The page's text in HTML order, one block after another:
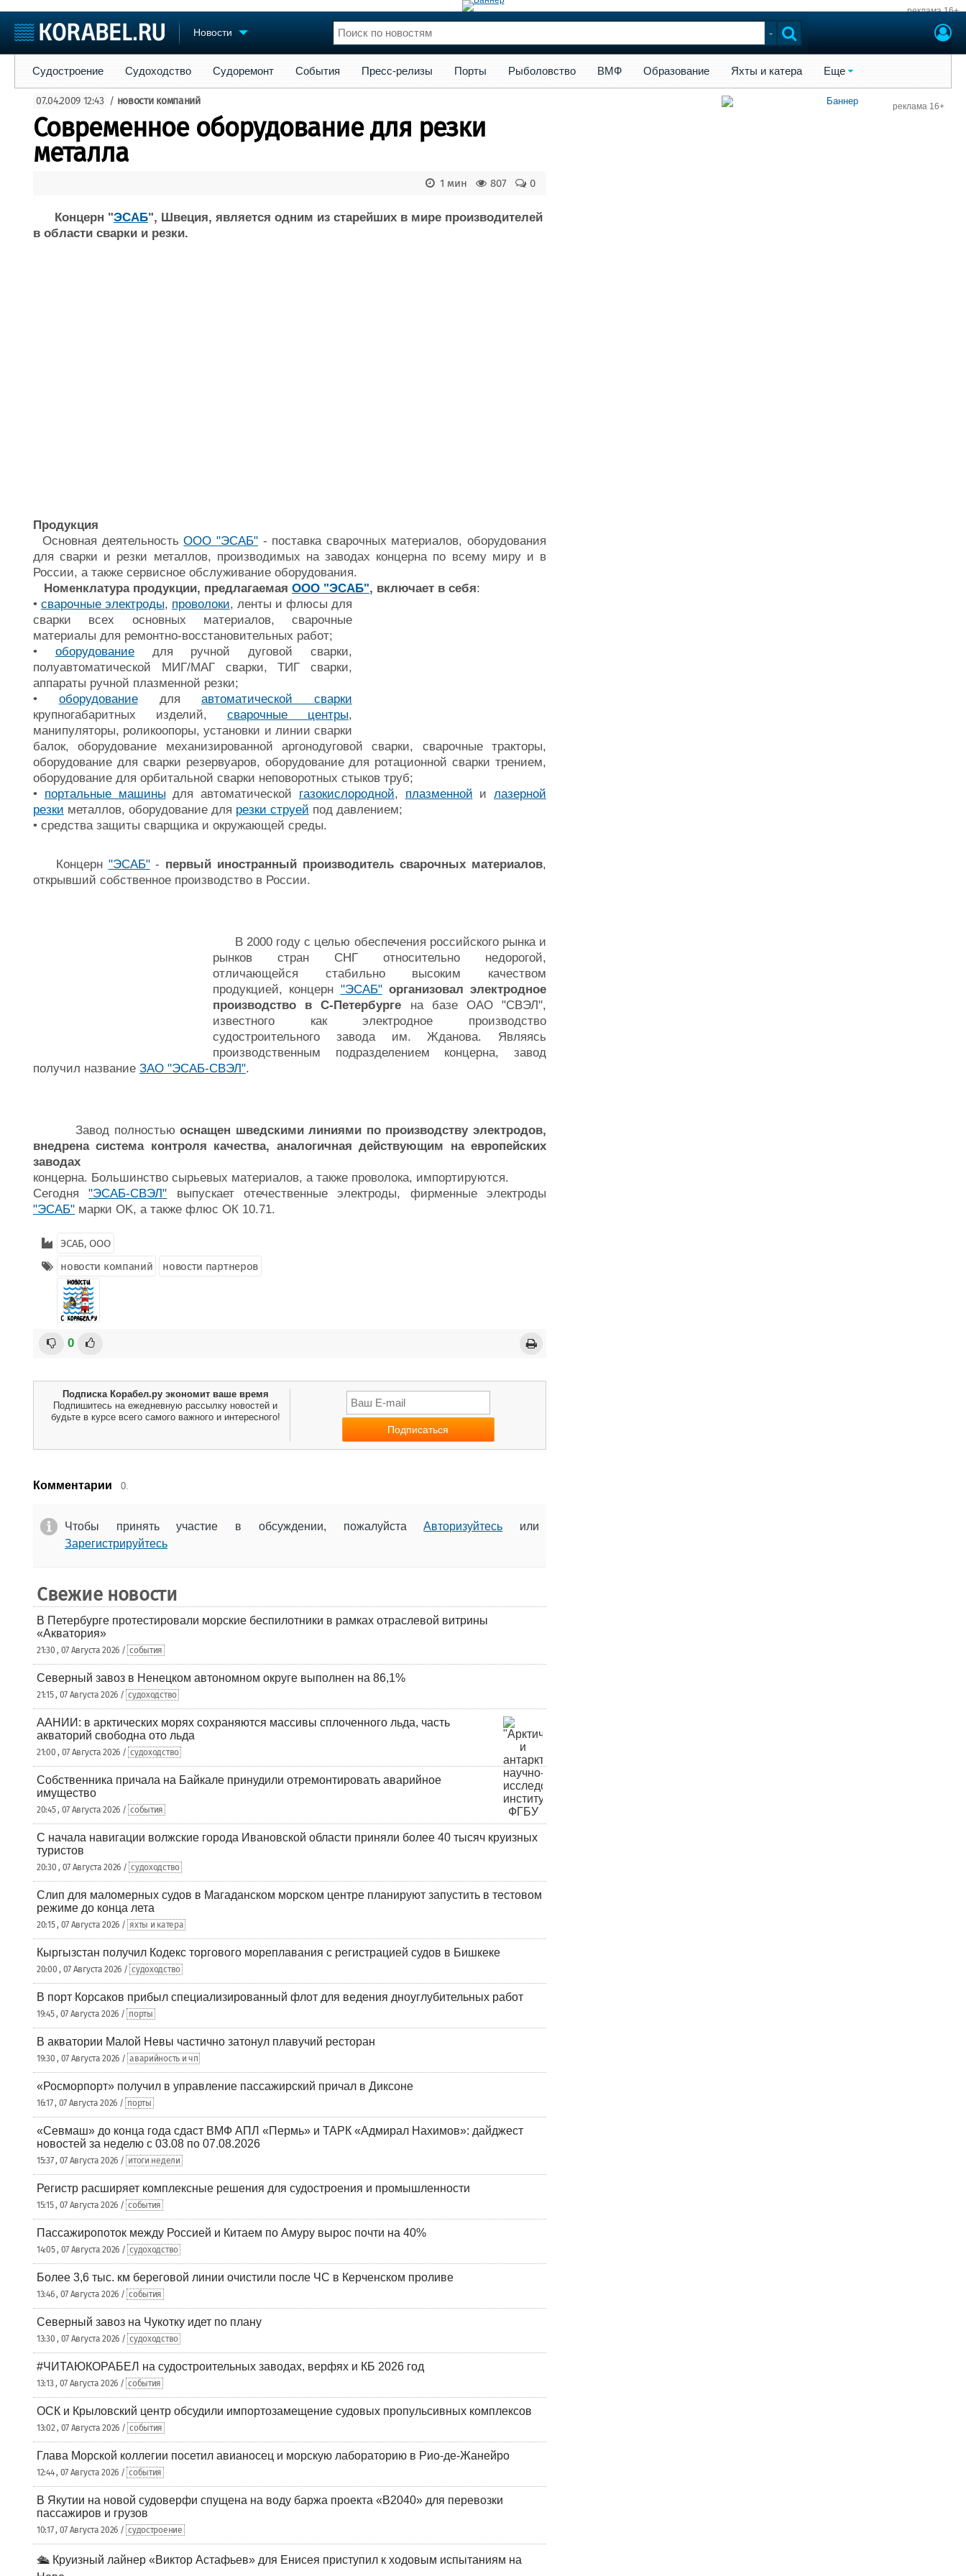
реклама 16+
Новости
Судостроение
Пульс
Новости
Репутация
Журнал
Реклама
Торговая площадка
Доска объявлений
Продажа флота
Конференции
Личности
Словарь
Флот
Форум
Судостроение Судоходство Судоремонт События Пресс-релизы Порты Рыболовство ВМФ Образование Яхты и катера Еще
07.04.2009 12:43 / новости компаний
Современное оборудование для резки
металла
0
807
1 мин
Концерн "ЭСАБ", Швеция, является одним из старейших в мире производителей
в области сварки и резки.
Продукция
Основная деятельностьООО "ЭСАБ" - поставка сварочных материалов, оборудования
для сварки и резки металлов, производимых на заводах концерна по всему миру и в
России, а также сервисное обслуживание оборудования.
Номенклатура продукции, предлагаемая ООО "ЭСАБ", включает в себя:
• сварочные электроды, проволоки, ленты и флюсы для
сварки всех основных материалов, сварочные
материалы для ремонтно-восстановительных работ;
• оборудованиедля ручной дуговой сварки,
полуавтоматической МИГ/МАГ сварки, ТИГ сварки,
аппараты ручной плазменной резки;
• оборудованиедляавтоматической сварки
крупногабаритных изделий, сварочные центры,
манипуляторы, роликоопоры, установки и линии сварки
балок, оборудование механизированной аргонодуговой сварки, сварочные тракторы,
оборудование для сварки резервуаров, оборудование для ротационной сварки трением,
оборудование для орбитальной сварки неповоротных стыков труб;
• портальные машины для автоматической газокислородной, плазменной и лазерной
резки металлов, оборудование для резки струей под давлением;
• средства защиты сварщика и окружающей среды.
Концерн "ЭСАБ"- первый иностранный производитель сварочных материалов,
открывший собственное производство в России.
В 2000 году с целью обеспечения российского рынка и
рынков стран СНГ относительно недорогой,
отличающейся стабильно высоким качеством
продукцией, концерн "ЭСАБ" организовал электродное
производство в С-Петербурге на базе ОАО "СВЭЛ",
известного как электродное производство
судостроительного завода им. Жданова. Являясь
производственным подразделением концерна, завод
получил название ЗАО "ЭСАБ-СВЭЛ".
Завод полностьюоснащен шведскими линиями по производству электродов,
внедрена система контроля качества, аналогичная действующим на европейских
заводах
концерна. Большинство сырьевых материалов, а также проволока, импортируются.
Сегодня"ЭСАБ-СВЭЛ" выпускает отечественные электроды, фирменные электроды
"ЭСАБ" марки OK, а также флюс ОК 10.71.
ЭСАБ, ООО
новости компаний
новости партнеров
0
Подписка Корабел.ру экономит ваше время
Подпишитесь на ежедневную рассылку новостей и
будьте в курсе всего самого важного и интересного!
Комментарии 0.
Чтобы принять участие в обсуждении, пожалуйстаАвторизуйтесь или
Зарегистрируйтесь
Свежие новости
В Петербурге протестировали морские беспилотники в рамках отраслевой витрины
«Акватория»
21:30 , 07 Августа 2026 / события
Северный завоз в Ненецком автономном округе выполнен на 86,1%
21:15 , 07 Августа 2026 / судоходство
ААНИИ: в арктических морях сохраняются массивы сплоченного льда, часть
акваторий свободна ото льда
21:00 , 07 Августа 2026 / судоходство
Собственника причала на Байкале принудили отремонтировать аварийное
имущество
20:45 , 07 Августа 2026 / события
С начала навигации волжские города Ивановской области приняли более 40 тысяч круизных
туристов
20:30 , 07 Августа 2026 / судоходство
Слип для маломерных судов в Магаданском морском центре планируют запустить в тестовом
режиме до конца лета
20:15 , 07 Августа 2026 / яхты и катера
Кыргызстан получил Кодекс торгового мореплавания с регистрацией судов в Бишкеке
20:00 , 07 Августа 2026 / судоходство
В порт Корсаков прибыл специализированный флот для ведения дноуглубительных работ
19:45 , 07 Августа 2026 / порты
В акватории Малой Невы частично затонул плавучий ресторан
19:30 , 07 Августа 2026 / аварийность и чп
«Росморпорт» получил в управление пассажирский причал в Диксоне
16:17 , 07 Августа 2026 / порты
«Севмаш» до конца года сдаст ВМФ АПЛ «Пермь» и ТАРК «Адмирал Нахимов»: дайджест
новостей за неделю с 03.08 по 07.08.2026
15:37 , 07 Августа 2026 / итоги недели
Регистр расширяет комплексные решения для судостроения и промышленности
15:15 , 07 Августа 2026 / события
Пассажиропоток между Россией и Китаем по Амуру вырос почти на 40%
14:05 , 07 Августа 2026 / судоходство
Более 3,6 тыс. км береговой линии очистили после ЧС в Керченском проливе
13:46 , 07 Августа 2026 / события
Северный завоз на Чукотку идет по плану
13:30 , 07 Августа 2026 / судоходство
#ЧИТАЮКОРАБЕЛ на судостроительных заводах, верфях и КБ 2026 год
13:13 , 07 Августа 2026 / события
ОСК и Крыловский центр обсудили импортозамещение судовых пропульсивных комплексов
13:02 , 07 Августа 2026 / события
Глава Морской коллегии посетил авианосец и морскую лабораторию в Рио-де-Жанейро
12:44 , 07 Августа 2026 / события
В Якутии на новой судоверфи спущена на воду баржа проекта «В2040» для перевозки
пассажиров и грузов
10:17 , 07 Августа 2026 / судостроение
🛳️ Круизный лайнер «Виктор Астафьев» для Енисея приступил к ходовым испытаниям на
реклама 16+